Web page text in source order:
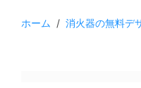
ホーム / 消火器の無料デ